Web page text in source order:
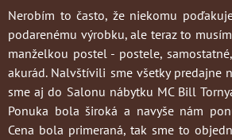
Nerobím to často, že niekomu
podarenému výrobku, ale teraz to
manželkou postel - postele,
akurád. Nalvštívili sme všetky predajne
sme aj do Salonu nábytku MC Bill
Ponuka bola široká a navyše nám
Cena bola primeraná, tak sme to